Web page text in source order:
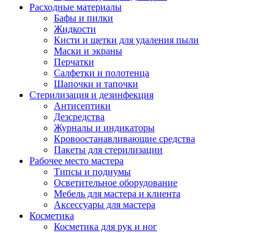
Расходные материалы
Бафы и пилки
Жидкости
Кисти и щетки для удаления пыли
Маски и экраны
Перчатки
Салфетки и полотенца
Шапочки и тапочки
Стерилизация и дезинфекция
Антисептики
Дезсредства
Журналы и индикаторы
Кровоостанавливающие средства
Пакеты для стерилизации
Рабочее место мастера
Типсы и подиумы
Осветительное оборудование
Мебель для мастера и клиента
Аксессуары для мастера
Косметика
Косметика для рук и ног